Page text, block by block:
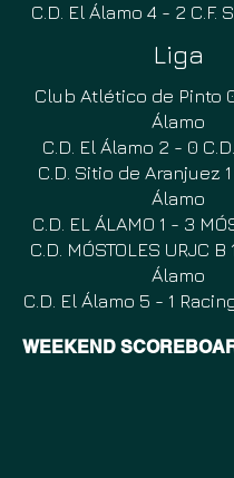
C.D. El Álamo 4 - 2 C.F.
Liga
Club Atlético de Pinto
Álamo
C.D. El Álamo 2 - 0
C.D. Sitio de Aranjuez
Álamo
C.D. EL ÁLAMO 1 - 3
C.D. MÓSTOLES URJC B
Álamo
C.D. El Álamo 5 - 1
WEEKEND